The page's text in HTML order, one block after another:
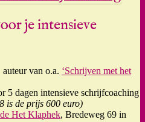
je intensieve
auteur van o.a. ‘Schrijven met het
5 dagen intensieve schrijfcoaching
is de prijs 600 euro)
Het Klaphek, Bredeweg 69 in